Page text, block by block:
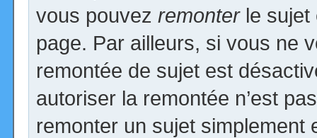
vous pouvez remonterle sujet
page. Par ailleurs, si vous ne
remontée de sujet est
autoriser la remontée n’est
remonter un sujet